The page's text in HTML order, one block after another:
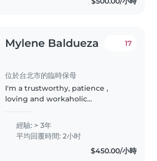
Mylene Baldueza
位於台北市的臨時保母
17
I'm a trustworthy, patience ,
loving and workaholic
task and can do multi tasking
(Nanny/househelp). I always love
what I'm doing, especially
經驗: > 3年
平均回覆時間: 2小时
$450.00/小時